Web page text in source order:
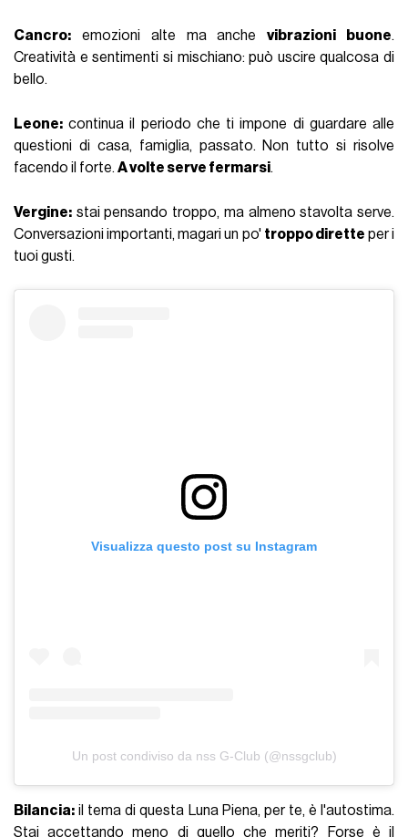
Cancro: emozioni alte ma anchevibrazioni buone.
Creatività e sentimenti si mischiano: può uscire qualcosa di
bello.
Leone: continua il periodo che ti impone di guardare alle
questioni di casa, famiglia, passato. Non tutto si risolve
facendo il forte.A volte serve fermarsi.
Vergine: stai pensando troppo, ma almeno stavolta serve.
Conversazioni importanti, magari un po' troppo dirette per i
tuoi gusti.
Visualizza questo post su Instagram
Un post condiviso da nss G-Club (@nssgclub)
Bilancia: il tema di questa Luna Piena, per te, è l'autostima.
Stai accettando meno di quello che meriti? Forse è il